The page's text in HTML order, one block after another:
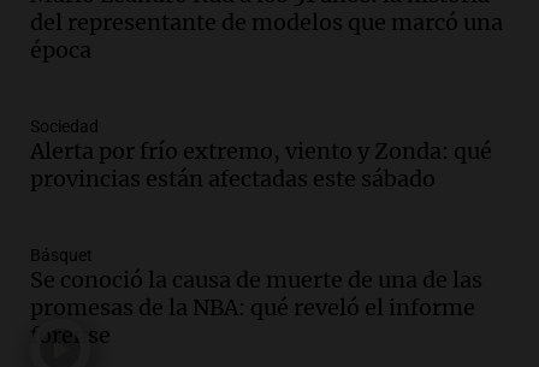
Una mañana para todos
Audio.
contra el tiempo: necesita un trasplante
para poder seguir viviend
Audio. Estiman que la inflación nacional
de julio será menor al 2,9% registrado
en CABA
Una mañana para todos
del representante de modelos que marcó una
época
Sociedad
Alerta por frío extremo, viento y Zonda: qué
provincias están afectadas este sábado
Básquet
Se conoció la causa de muerte de una de las
promesas de la NBA: qué reveló el informe
forense